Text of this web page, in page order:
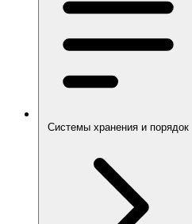
Системы хранения и порядок